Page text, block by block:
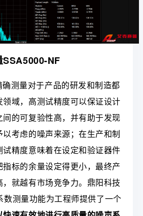
SSA5000-NF
测量对于产品的研发和制造都
域，高测试精度可以保证设计
的可复验性高，并有助于发现
考虑的噪声来源；在生产和制
精度意味着在设定和验证器件
标的余量设定得更小，最终产
就越有市场竞争力。鼎阳科技
测量功能为工程师提供了一个